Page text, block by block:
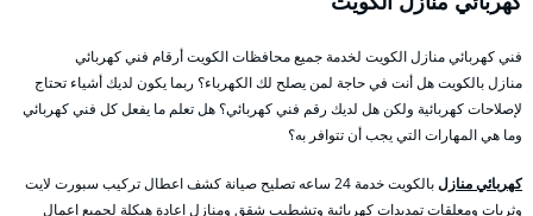
فني كهربائي منازل الكويت لخدمة جميع محافظات الكويت أرقام فني كهربائي
منازل بالكويت هل أنت في حاجة لمن يصلح لك الكهرباء؟ ربما يكون لديك أشياء تحتاج
لإصلاحات كهربائية ولكن هل لديك رقم فني كهربائي؟ هل تعلم ما يفعل كل فني كهربائي
وما هي المهارات التي يجب أن تتوافر به؟
كهربائي منازل
بالكويت خدمة 24 ساعه تصليح صيانة كشف اعطال تركيب سبورت لايت
وثريات ومعلقات تمديدات كهربائية وتشطيب شقق ومنازل اعادة هيكلة لجميع اعمال